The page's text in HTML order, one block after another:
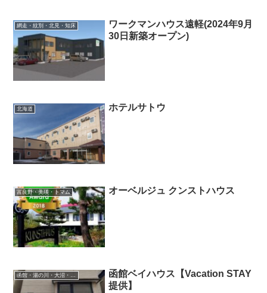
網走・紋別・北見・知床
ワークマンハウス遠軽(2024年9月
30日新築オープン)
北海道 ホテルサトウ
富良野・美瑛・トマム オーベルジュ クンストハウス
函館・湯の川・大沼・奥尻
函館ベイハウス【Vacation STAY
提供】